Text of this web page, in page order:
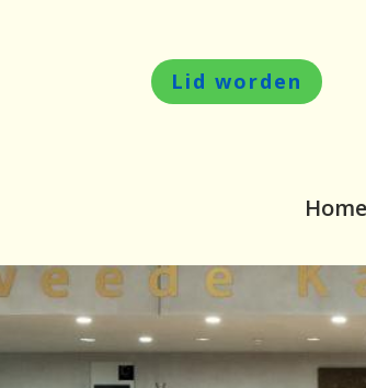
Lid worden
Home